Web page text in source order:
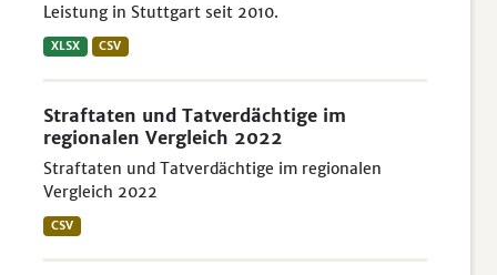
Leistung in Stuttgart seit 2010.
XLSX CSV
Straftaten und Tatverdächtige im
regionalen Vergleich 2022
Straftaten und Tatverdächtige im regionalen
Vergleich 2022
CSV